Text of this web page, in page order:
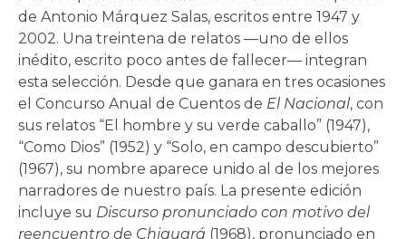
de Antonio Márquez Salas, escritos entre 1947 y
2002. Una treintena de relatos —uno de ellos
inédito, escrito poco antes de fallecer— integran
esta selección. Desde que ganara en tres ocasiones
el Concurso Anual de Cuentos de El Nacional, con
sus relatos “El hombre y su verde caballo” (1947),
“Como Dios” (1952) y “Solo, en campo descubierto”
(1967), su nombre aparece unido al de los mejores
narradores de nuestro país. La presente edición
incluye su Discurso pronunciado con motivo del
reencuentro de Chiguará (1968), pronunciado en